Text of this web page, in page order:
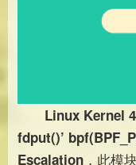
Linux Kernel
fdput()’